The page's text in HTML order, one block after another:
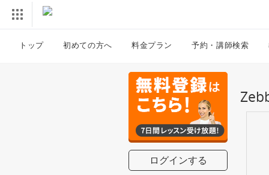
トップ 初めての方へ 料金プラン 予約・講師検索
ログインする